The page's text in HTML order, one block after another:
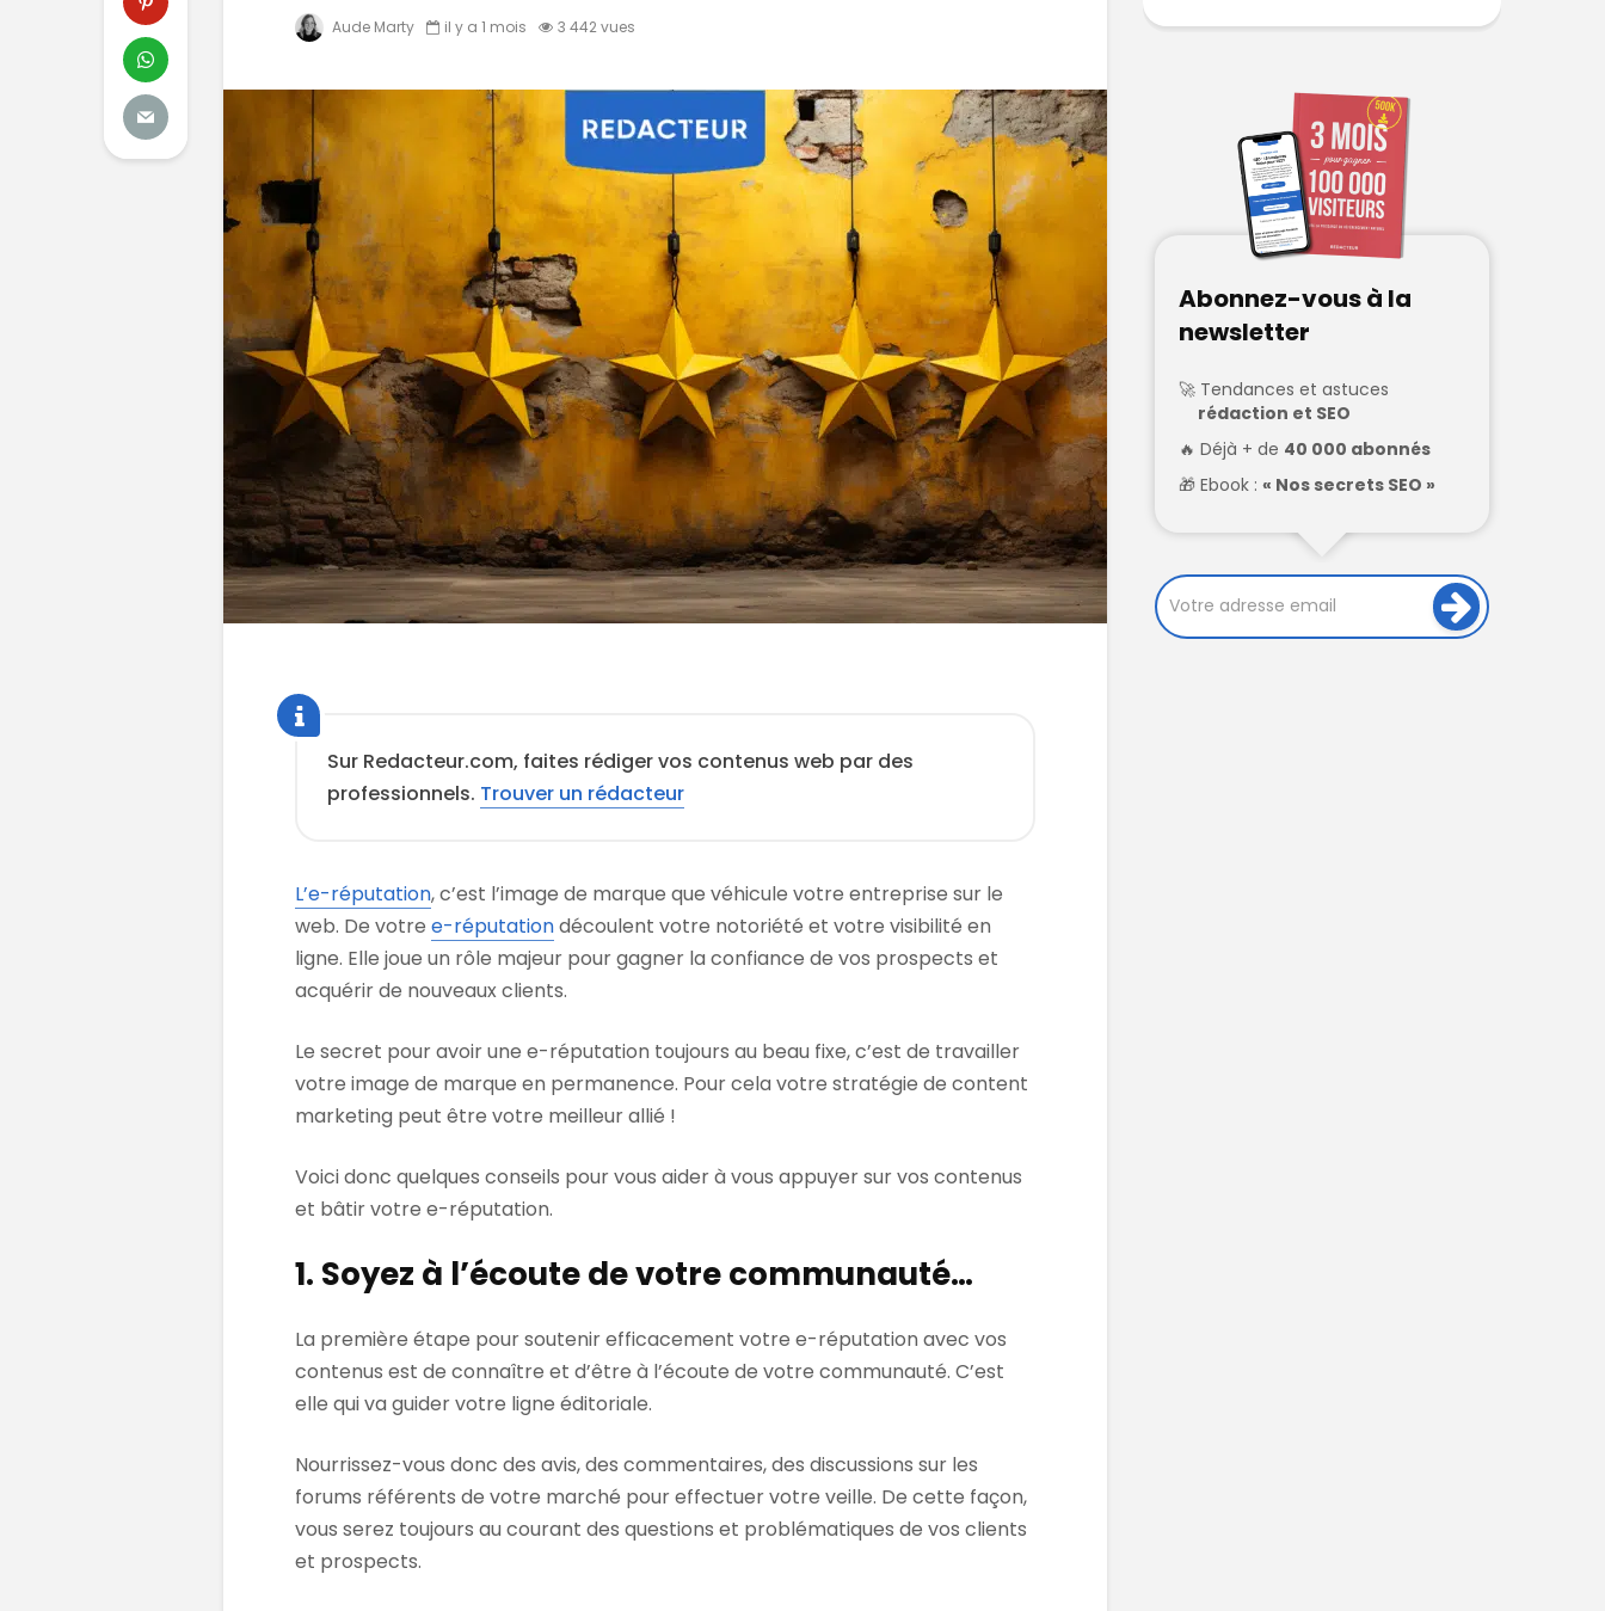
Aude Marty il y a 1 mois 3 442 vues
Sur Redacteur.com, faites rédiger vos contenus web par des
professionnels. Trouver un rédacteur
L’e-réputation, c’est l’image de marque que véhicule votre entreprise sur le
web. De votre e-réputationdécoulent votre notoriété et votre visibilité en
ligne. Elle joue un rôle majeur pour gagner la confiance de vos prospects et
acquérir de nouveaux clients.
Le secret pour avoir une e-réputation toujours au beau fixe, c’est de travailler
votre image de marque en permanence. Pour cela votre stratégie de content
marketing peut être votre meilleur allié !
Voici donc quelques conseils pour vous aider à vous appuyer sur vos contenus
et bâtir votre e-réputation.
1. Soyez à l’écoute de votre communauté…
La première étape pour soutenir efficacement votre e-réputation avec vos
contenus est de connaître et d’être à l’écoute de votre communauté. C’est
elle qui va guider votre ligne éditoriale.
Nourrissez-vous donc des avis, des commentaires, des discussions sur les
forums référents de votre marché pour effectuer votre veille. De cette façon,
vous serez toujours au courant des questions et problématiques de vos clients
et prospects.
Abonnez-vous à la
newsletter
Tendances et astuces
rédaction et SEO
Déjà + de 40 000 abonnés
Ebook : « Nos secrets SEO »